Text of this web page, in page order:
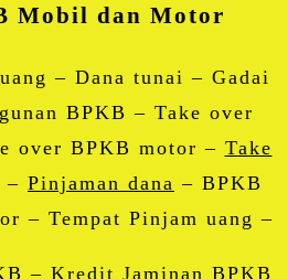
Mobil dan Motor
– Dana tunai – Gadai
BPKB – Take over
over BPKB motor – Take
– Pinjaman dana – BPKB
– Tempat Pinjam uang –
– Kredit Jaminan BPKB